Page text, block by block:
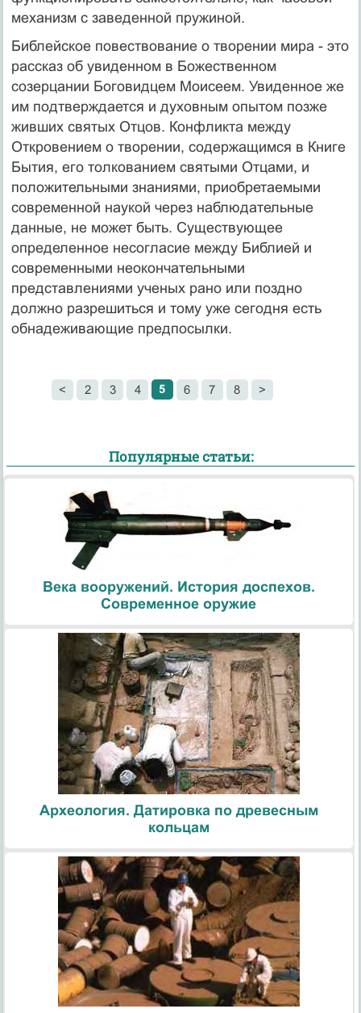
механизм с заведенной пружиной.
Библейское повествование о творении мира - это
рассказ об увиденном в Божественном
созерцании Боговидцем Моисеем. Увиденное же
им подтверждается и духовным опытом позже
живших святых Отцов. Конфликта между
Откровением о творении, содержащимся в Книге
Бытия, его толкованием святыми Отцами, и
положительными знаниями, приобретаемыми
современной наукой через наблюдательные
данные, не может быть. Существующее
определенное несогласие между Библией и
современными неокончательными
представлениями ученых рано или поздно
должно разрешиться и тому уже сегодня есть
обнадеживающие предпосылки.
< 2 3 4 5 6 7 8 >
Популярные статьи:
Века вооружений. История доспехов.
Современное оружие
Археология. Датировка по древесным
кольцам